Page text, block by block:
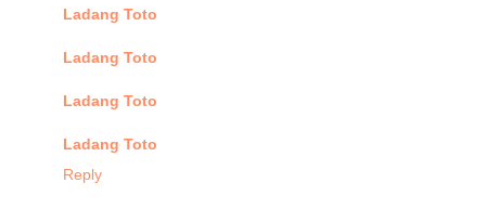
Ladang Toto
Ladang Toto
Ladang Toto
Ladang Toto
Reply